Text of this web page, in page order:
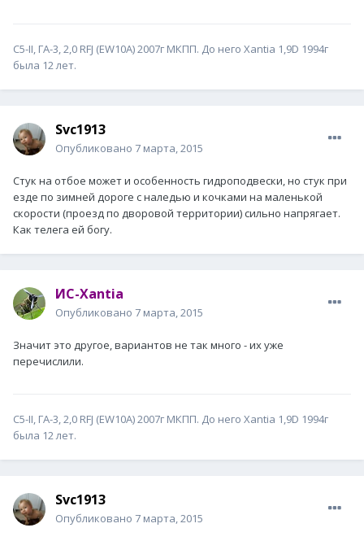
С5-II, ГА-3, 2,0 RFJ (EW10A) 2007г МКПП. До него Xantia 1,9D 1994г
была 12 лет.
Svc1913
Опубликовано 7 марта, 2015
Стук на отбое может и особенность гидроподвески, но стук при
езде по зимней дороге с наледью и кочками на маленькой
скорости (проезд по дворовой территории) сильно напрягает.
Как телега ей богу.
ИС-Xantia
Опубликовано 7 марта, 2015
Значит это другое, вариантов не так много - их уже
перечислили.
С5-II, ГА-3, 2,0 RFJ (EW10A) 2007г МКПП. До него Xantia 1,9D 1994г
была 12 лет.
Svc1913
Опубликовано 7 марта, 2015